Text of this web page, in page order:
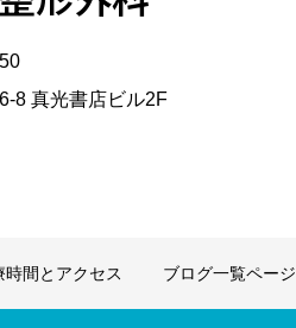
8 真光書店ビル2F
時間とアクセス ブログ一覧ページ